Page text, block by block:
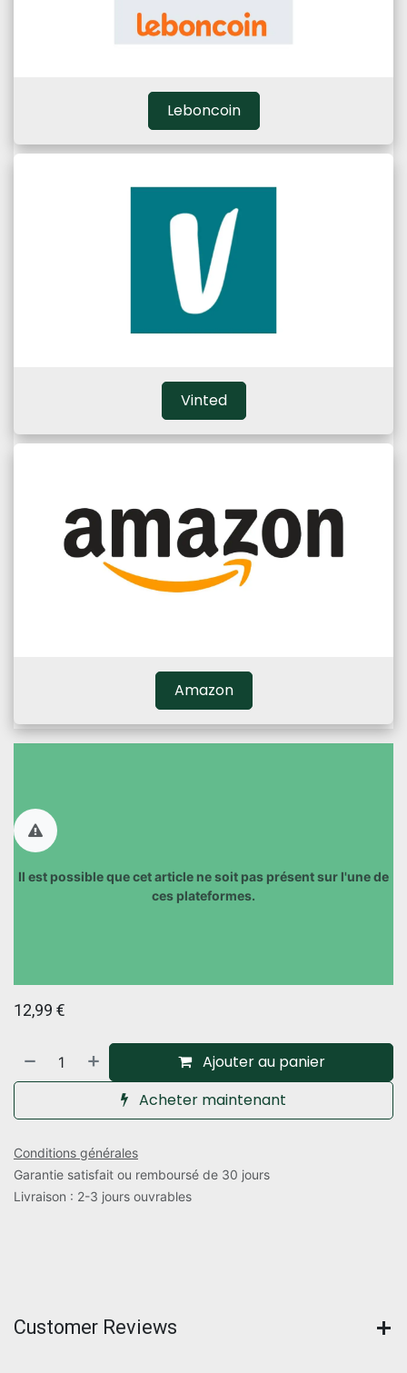
Leboncoin
Vinted
Amazon
Il est possible que cet article ne soit pas présent sur l'une de
ces plateformes.​
12,99 €
Ajouter au panier
Acheter maintenant
Conditions générales
Garantie satisfait ou remboursé de 30 jours
Livraison : 2-3 jours ouvrables
Customer Reviews